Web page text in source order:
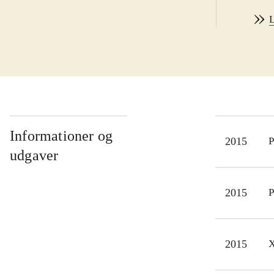
Min
at
Informationer og
udgaver
2015
2015
2015